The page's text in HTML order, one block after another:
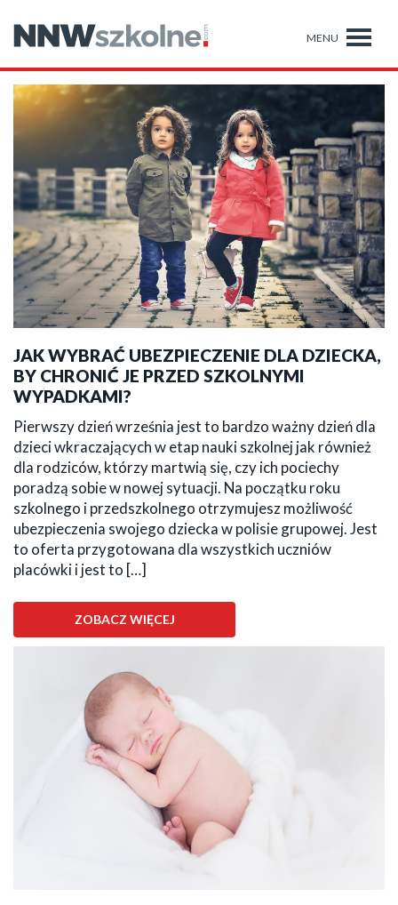
AKTUALNOŚCI
JAK WYBRAĆ UBEZPIECZENIE DLA DZIECKA,
BY CHRONIĆ JE PRZED SZKOLNYMI
WYPADKAMI?
Pierwszy dzień września jest to bardzo ważny dzień dla
dzieci wkraczających w etap nauki szkolnej jak również
dla rodziców, którzy martwią się, czy ich pociechy
poradzą sobie w nowej sytuacji. Na początku roku
szkolnego i przedszkolnego otrzymujesz możliwość
ubezpieczenia swojego dziecka w polisie grupowej. Jest
to oferta przygotowana dla wszystkich uczniów
placówki i jest to […]
ZOBACZ WIĘCEJ